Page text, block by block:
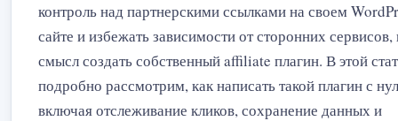
контроль над партнерскими ссылками на своем
сайте и избежать зависимости от сторонних сервисов,
смысл создать собственный affiliate плагин. В этой
подробно рассмотрим, как написать такой плагин с
включая отслеживание кликов, сохранение данных и